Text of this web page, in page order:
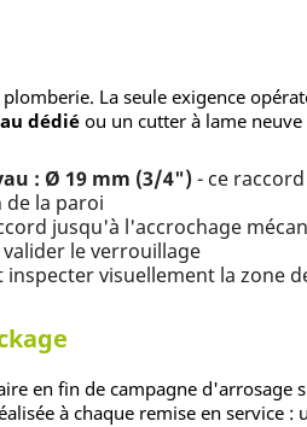
La seule exigence
dédiéou un cutter à lame
: Ø 19 mm (3/4")- ce
de la paroi
jusqu'à l'accrochage
le verrouillage
visuellement la zone
en fin de campagne
à chaque remise en service